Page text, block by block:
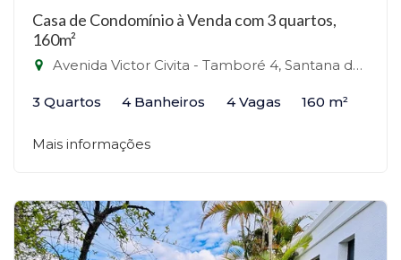
Casa de Condomínio à Venda com 3 quartos,
160m²
Avenida Victor Civita - Tamboré 4, Santana de Parnaíba-SP
3 Quartos 4 Banheiros 4 Vagas 160 m²
Mais informações